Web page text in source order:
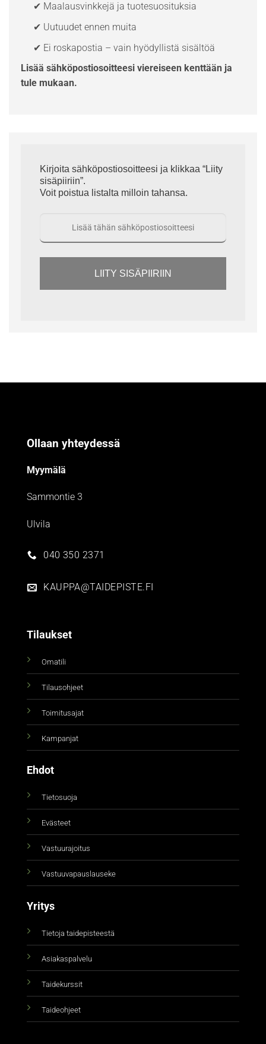
✔ Maalausvinkkejä ja tuotesuosituksia
✔ Uutuudet ennen muita
✔ Ei roskapostia – vain hyödyllistä sisältöä
Lisää sähköpostiosoitteesi viereiseen kenttään ja
tule mukaan.
Kirjoita sähköpostiosoitteesi ja klikkaa “Liity
sisäpiiriin”.
Voit poistua listalta milloin tahansa.
LIITY SISÄPIIRIIN
Ollaan yhteydessä
Myymälä
Sammontie 3
Ulvila
040 350 2371
KAUPPA@TAIDEPISTE.FI
Tilaukset
Omatili
Tilausohjeet
Toimitusajat
Kampanjat
Ehdot
Tietosuoja
Evästeet
Vastuurajoitus
Vastuuvapauslauseke
Yritys
Tietoja taidepisteestä
Asiakaspalvelu
Taidekurssit
Taideohjeet